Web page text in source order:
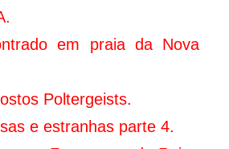
em praia da Nova
Poltergeists.
e estranhas parte 4.